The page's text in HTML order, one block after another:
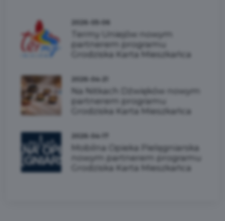
2026-05-06
Termy Uniejów nowym
partnerem programu
Grodziska Karta Mieszkańca
2026-04-21
Na Nitkach Dźwięków nowym
partnerem programu
Grodziska Karta Mieszkańca
2026-04-17
Mobilna Opieka Pielęgniarska
nowym partnerem programu
Grodziska Karta Mieszkańca